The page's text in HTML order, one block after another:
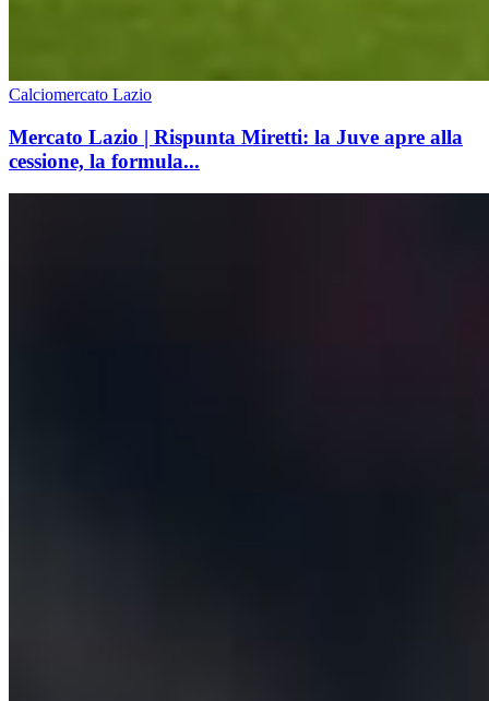
Calciomercato Lazio
Mercato Lazio | Rispunta Miretti: la Juve apre alla
cessione, la formula...